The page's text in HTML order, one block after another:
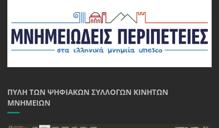
ΠΎΛΗ ΤΩΝ ΨΗΦΙΑΚΏΝ ΣΥΛΛΟΓΏΝ ΚΙΝΗΤΏΝ
ΜΝΗΜΕΊΩΝ